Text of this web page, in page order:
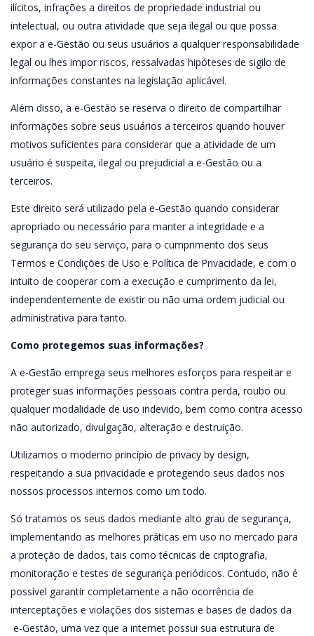
ilícitos, infrações a direitos de propriedade industrial ou
intelectual, ou outra atividade que seja ilegal ou que possa
expor a e-Gestão ou seus usuários a qualquer responsabilidade
legal ou lhes impor riscos, ressalvadas hipóteses de sigilo de
informações constantes na legislação aplicável.
Além disso, a e-Gestão se reserva o direito de compartilhar
informações sobre seus usuários a terceiros quando houver
motivos suficientes para considerar que a atividade de um
usuário é suspeita, ilegal ou prejudicial a e-Gestão ou a
terceiros.
Este direito será utilizado pela e-Gestão quando considerar
apropriado ou necessário para manter a integridade e a
segurança do seu serviço, para o cumprimento dos seus
Termos e Condições de Uso e Política de Privacidade, e com o
intuito de cooperar com a execução e cumprimento da lei,
independentemente de existir ou não uma ordem judicial ou
administrativa para tanto.
Como protegemos suas informações?
A e-Gestão emprega seus melhores esforços para respeitar e
proteger suas informações pessoais contra perda, roubo ou
qualquer modalidade de uso indevido, bem como contra acesso
não autorizado, divulgação, alteração e destruição.
Utilizamos o moderno princípio de privacy by design,
respeitando a sua privacidade e protegendo seus dados nos
nossos processos internos como um todo.
Só tratamos os seus dados mediante alto grau de segurança,
implementando as melhores práticas em uso no mercado para
a proteção de dados, tais como técnicas de criptografia,
monitoração e testes de segurança periódicos. Contudo, não é
possível garantir completamente a não ocorrência de
interceptações e violações dos sistemas e bases de dados da
e-Gestão, uma vez que a internet possui sua estrutura de